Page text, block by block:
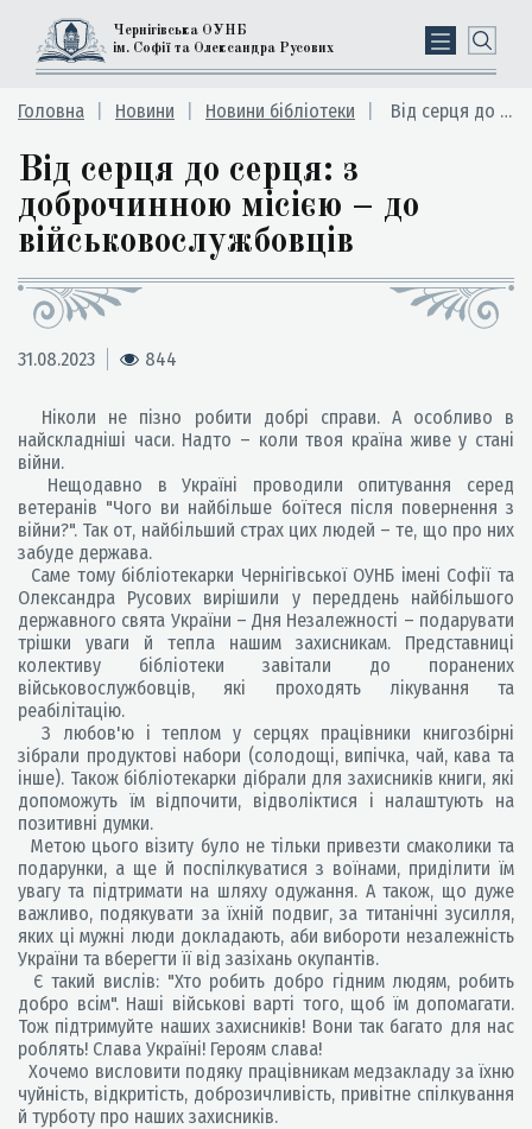
Чернігівська ОУНБ
ім. Софії та Олександра Русових
Головна Новини Новини бібліотеки Від серця до серця: з доброчинною місією – до військовослужбовців
Від серця до серця: з
доброчинною місією – до
військовослужбовців
31.08.2023 844
Ніколи не пізно робити добрі справи. А особливо в
найскладніші часи. Надто – коли твоя країна живе у стані
війни.
Нещодавно в Україні проводили опитування серед
ветеранів "Чого ви найбільше боїтеся після повернення з
війни?". Так от, найбільший страх цих людей – те, що про них
забуде держава.
Саме тому бібліотекарки Чернігівської ОУНБ імені Софії та
Олександра Русових вирішили у переддень найбільшого
державного свята України – Дня Незалежності – подарувати
трішки уваги й тепла нашим захисникам. Представниці
колективу бібліотеки завітали до поранених
військовослужбовців, які проходять лікування та
реабілітацію.
З любов'ю і теплом у серцях працівники книгозбірні
зібрали продуктові набори (солодощі, випічка, чай, кава та
інше). Також бібліотекарки дібрали для захисників книги, які
допоможуть їм відпочити, відволіктися і налаштують на
позитивні думки.
Метою цього візиту було не тільки привезти смаколики та
подарунки, а ще й поспілкуватися з воїнами, приділити їм
увагу та підтримати на шляху одужання. А також, що дуже
важливо, подякувати за їхній подвиг, за титанічні зусилля,
яких ці мужні люди докладають, аби вибороти незалежність
України та вберегти її від зазіхань окупантів.
Є такий вислів: "Хто робить добро гідним людям, робить
добро всім". Наші військові варті того, щоб їм допомагати.
Тож підтримуйте наших захисників! Вони так багато для нас
роблять! Слава Україні! Героям слава!
Хочемо висловити подяку працівникам медзакладу за їхню
чуйність, відкритість, доброзичливість, привітне спілкування
й турботу про наших захисників.